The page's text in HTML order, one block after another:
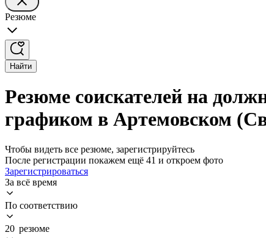
Резюме
Найти
Резюме соискателей на
графиком в Артемовском
Чтобы видеть все резюме, зарегистрируйтесь
После регистрации покажем ещё 41 и откроем фото
Зарегистрироваться
За всё время
По соответствию
20 резюме